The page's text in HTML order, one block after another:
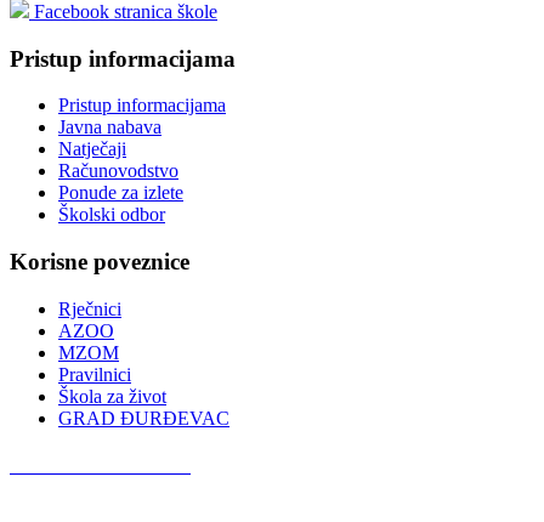
Facebook stranica škole
Pristup informacijama
Pristup informacijama
Javna nabava
Natječaji
Računovodstvo
Ponude za izlete
Školski odbor
Korisne poveznice
Rječnici
AZOO
MZOM
Pravilnici
Škola za život
GRAD ĐURĐEVAC